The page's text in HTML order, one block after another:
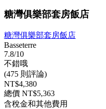
糖灣俱樂部套房飯店
糖灣俱樂部套房飯店
Basseterre
7.8/10
不錯哦
(475 則評論)
NT$4,380
總價 NT$5,363
含稅金和其他費用